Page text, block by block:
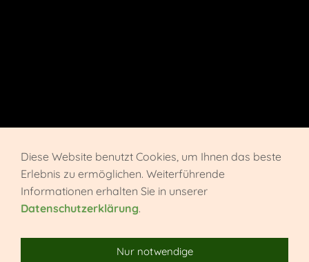
Diese Website benutzt Cookies, um Ihnen das beste
Erlebnis zu ermöglichen. Weiterführende
Informationen erhalten Sie in unserer
Datenschutzerklärung.
Nur notwendige